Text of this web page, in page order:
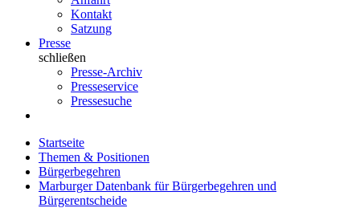
Kontakt
Satzung
Presse
schließen
Presse-Archiv
Presseservice
Pressesuche
Startseite
Themen & Positionen
Bürgerbegehren
Marburger Datenbank für Bürgerbegehren und
Bürgerentscheide